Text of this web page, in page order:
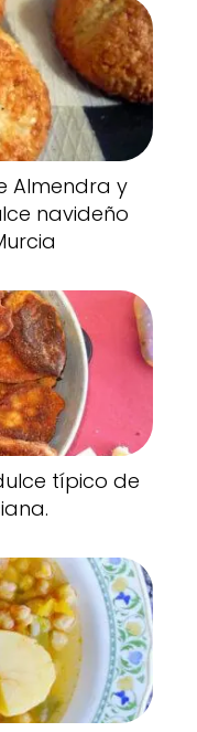
Almendra y
navideño
típico de